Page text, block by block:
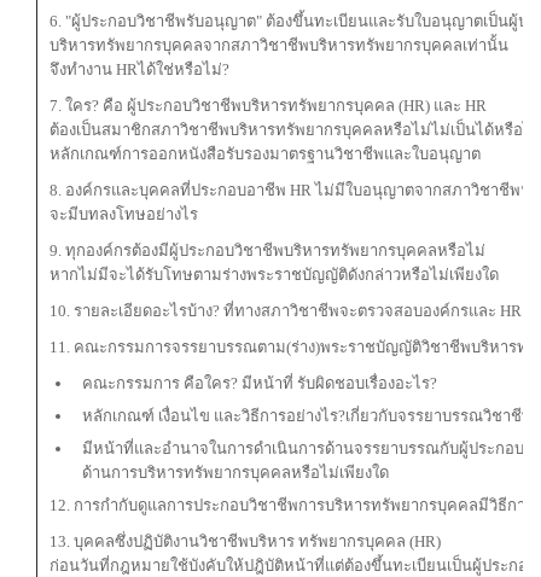
6. "ผู้ประกอบวิชาชีพรับอนุญาต" ต้องขึ้นทะเบียนและรับใบอนุญาตเป็นผู้ป
บริหารทรัพยากรบุคคลจากสภาวิชาชีพบริหารทรัพยากรบุคคลเท่านั้น
จึงทำงาน HRได้ใช่หรือไม่?
7. ใคร? คือ ผู้ประกอบวิชาชีพบริหารทรัพยากรบุคคล (HR) และ HR
ต้องเป็นสมาชิกสภาวิชาชีพบริหารทรัพยากรบุคคลหรือไม่ไม่เป็นได้หรือไม่
หลักเกณฑ์การออกหนังสือรับรองมาตรฐานวิชาชีพและใบอนุญาต
8. องค์กรและบุคคลที่ประกอบอาชีพ HR ไม่มีใบอนุญาตจากสภาวิชาชีพฯ
จะมีบทลงโทษอย่างไร
9. ทุกองค์กรต้องมีผู้ประกอบวิชาชีพบริหารทรัพยากรบุคคลหรือไม่
หากไม่มีจะได้รับโทษตามร่างพระราชบัญญัติดังกล่าวหรือไม่เพียงใด
10. รายละเอียดอะไรบ้าง? ที่ทางสภาวิชาชีพจะตรวจสอบองค์กรและ HR
11. คณะกรรมการจรรยาบรรณตาม(ร่าง)พระราชบัญญัติวิชาชีพบริหารท
คณะกรรมการ คือใคร? มีหน้าที่ รับผิดชอบเรื่องอะไร?
หลักเกณฑ์ เงื่อนไข และวิธีการอย่างไร?เกี่ยวกับจรรยาบรรณวิชาชีพ
มีหน้าที่และอำนาจในการดำเนินการด้านจรรยาบรรณกับผู้ประกอบวิ
ด้านการบริหารทรัพยากรบุคคลหรือไม่เพียงใด
12. การกํากับดูแลการประกอบวิชาชีพการบริหารทรัพยากรบุคคลมีวิธีการ
13. บุคคลซึ่งปฏิบัติงานวิชาชีพบริหาร ทรัพยากรบุคคล (HR)
ก่อนวันที่กฎหมายใช้บังคับให้ปฎิบัติหน้าที่แต่ต้องขึ้นทะเบียนเป็นผู้ประกอบ